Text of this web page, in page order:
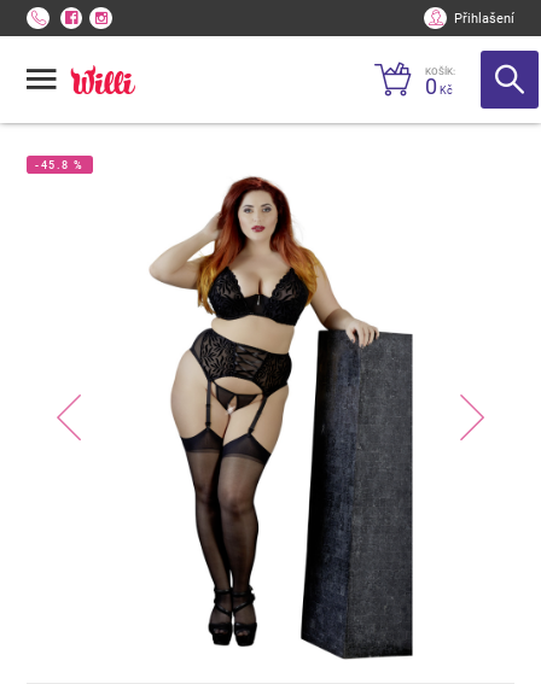
Přihlašení
KOŠÍK:
0 Kč
-45.8 %